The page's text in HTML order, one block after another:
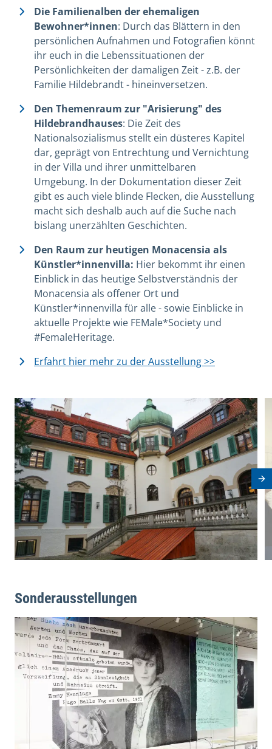
Die Familienalben der ehemaligen
Bewohner*innen: Durch das Blättern in den
persönlichen Aufnahmen und Fotografien könnt
ihr euch in die Lebenssituationen der
Persönlichkeiten der damaligen Zeit - z.B. der
Familie Hildebrandt - hineinversetzen.
Den Themenraum zur "Arisierung" des
Hildebrandhauses: Die Zeit des
Nationalsozialismus stellt ein düsteres Kapitel
dar, geprägt von Entrechtung und Vernichtung
in der Villa und ihrer unmittelbaren
Umgebung. In der Dokumentation dieser Zeit
gibt es auch viele blinde Flecken, die Ausstellung
macht sich deshalb auch auf die Suche nach
bislang unerzählten Geschichten.
Den Raum zur heutigen Monacensia als
Künstler*innenvilla: Hier bekommt ihr einen
Einblick in das heutige Selbstverständnis der
Monacensia als offener Ort und
Künstler*innenvilla für alle - sowie Einblicke in
aktuelle Projekte wie FEMale*Society und
#FemaleHeritage.
Erfahrt hier mehr zu der Ausstellung >>
View image in modal
Sonderausstellungen